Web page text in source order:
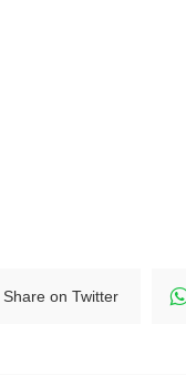
Share on Twitter